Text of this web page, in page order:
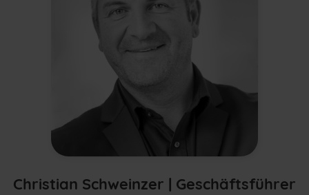
Christian Schweinzer | Geschäftsführer